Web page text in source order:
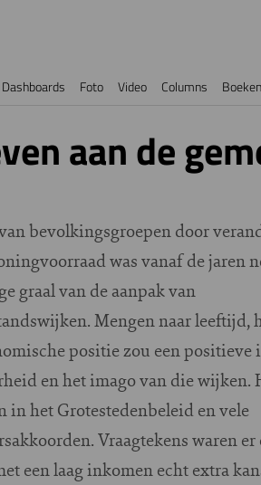
Dashboards Foto Video Columns Boeken
aan de
bevolkingsgroepen door
was vanaf de jaren
graal van de aanpak van
Mengen naar leeftijd,
positie zou een positieve
en het imago van die wijken.
in het Grotestedenbeleid en vele
Vraagtekens waren
een laag inkomen echt extra